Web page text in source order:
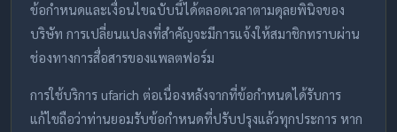
ข้อกำหนดและเงื่อนไขฉบับนี้ได้ตลอดเวลาตามดุลยพินิจของ
บริษัท การเปลี่ยนแปลงที่สำคัญจะมีการแจ้งให้สมาชิกทราบผ่าน
ช่องทางการสื่อสารของแพลตฟอร์ม
การใช้บริการ ufarich ต่อเนื่องหลังจากที่ข้อกำหนดได้รับการ
แก้ไขถือว่าท่านยอมรับข้อกำหนดที่ปรับปรุงแล้วทุกประการ หาก